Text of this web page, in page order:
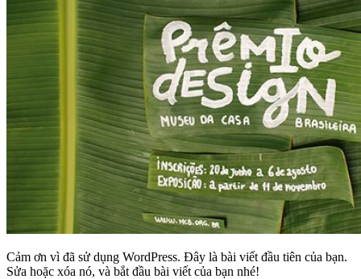
Cảm ơn vì đã sử dụng WordPress. Đây là bài viết đầu tiên của bạn.
Sửa hoặc xóa nó, và bắt đầu bài viết của bạn nhé!